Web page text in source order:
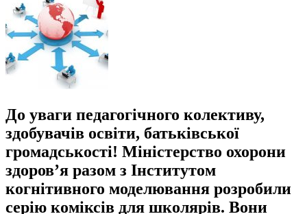
До уваги педагогічного колективу,
здобувачів освіти, батьківської
громадськості! Міністерство охорони
здоров’я разом з Інститутом
когнітивного моделювання розробили
серію коміксів для школярів. Вони